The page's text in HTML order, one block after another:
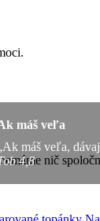
máš veľa
máš veľa,
4,8
nič